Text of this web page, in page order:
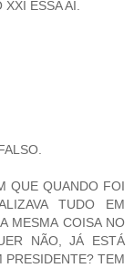
ESSA AÍ.
QUE QUANDO FOI
TUDO EM
MESMA COISA NO
NÃO, JÁ ESTÁ
PRESIDENTE? TEM